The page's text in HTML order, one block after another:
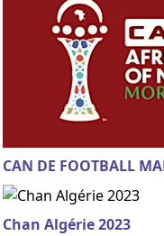
CAN DE FOOTBALL
Chan Algérie 2023